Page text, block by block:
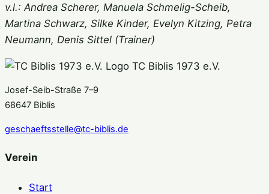
v.l.: Andrea Scherer, Manuela Schmelig-Scheib,
Martina Schwarz, Silke Kinder, Evelyn Kitzing, Petra
Neumann, Denis Sittel (Trainer)
TC Biblis 1973 e.V.
Josef-Seib-Straße 7–9
68647 Biblis
geschaeftsstelle@tc-biblis.de
Verein
Start